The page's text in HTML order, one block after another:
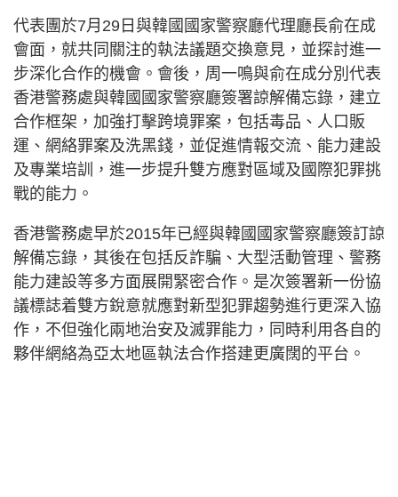
代表團於7月29日與韓國國家警察廳代理廳長俞在成
會面，就共同關注的執法議題交換意見，並探討進一
步深化合作的機會。會後，周一鳴與俞在成分別代表
香港警務處與韓國國家警察廳簽署諒解備忘錄，建立
合作框架，加強打擊跨境罪案，包括毒品、人口販
運、網絡罪案及洗黑錢，並促進情報交流、能力建設
及專業培訓，進一步提升雙方應對區域及國際犯罪挑
戰的能力。
香港警務處早於2015年已經與韓國國家警察廳簽訂諒
解備忘錄，其後在包括反詐騙、大型活動管理、警務
能力建設等多方面展開緊密合作。是次簽署新一份協
議標誌着雙方銳意就應對新型犯罪趨勢進行更深入協
作，不但強化兩地治安及滅罪能力，同時利用各自的
夥伴網絡為亞太地區執法合作搭建更廣闊的平台。